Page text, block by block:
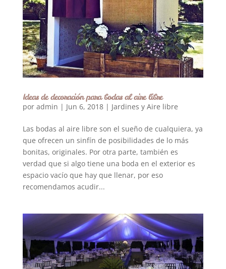
Ideas de decoración para bodas al aire libre
por admin | Jun 6, 2018| Jardines y Aire libre
Las bodas al aire libre son el sueño de cualquiera, ya
que ofrecen un sinfín de posibilidades de lo más
bonitas, originales. Por otra parte, también es
verdad que si algo tiene una boda en el exterior es
espacio vacío que hay que llenar, por eso
recomendamos acudir...